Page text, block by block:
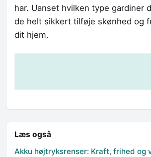
har. Uanset hvilken type gardiner
de helt sikkert tilføje skønhed og
dit hjem.
Læs også
Akku højtryksrenser: Kraft, frihed og